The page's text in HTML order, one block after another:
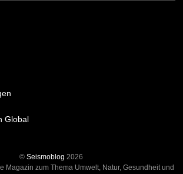
Global
© Seismoblog 2026
Magazin zum Thema Umwelt, Natur, Gesundheit und